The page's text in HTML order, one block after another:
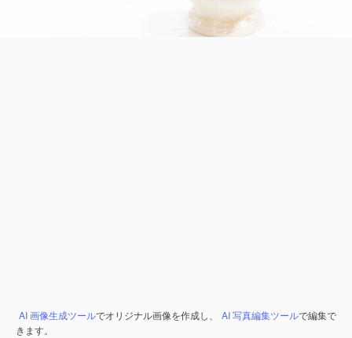
AI 画像生成ツールでオリジナル画像を作成し、 AI 写真編集ツールで編集で
きます。